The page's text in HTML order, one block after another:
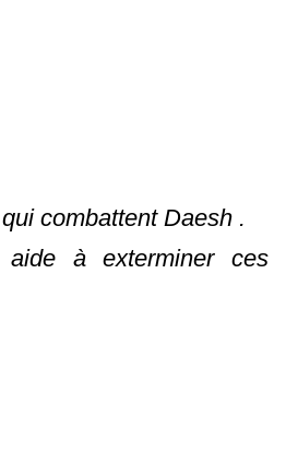
combattent Daesh .
à exterminer ces